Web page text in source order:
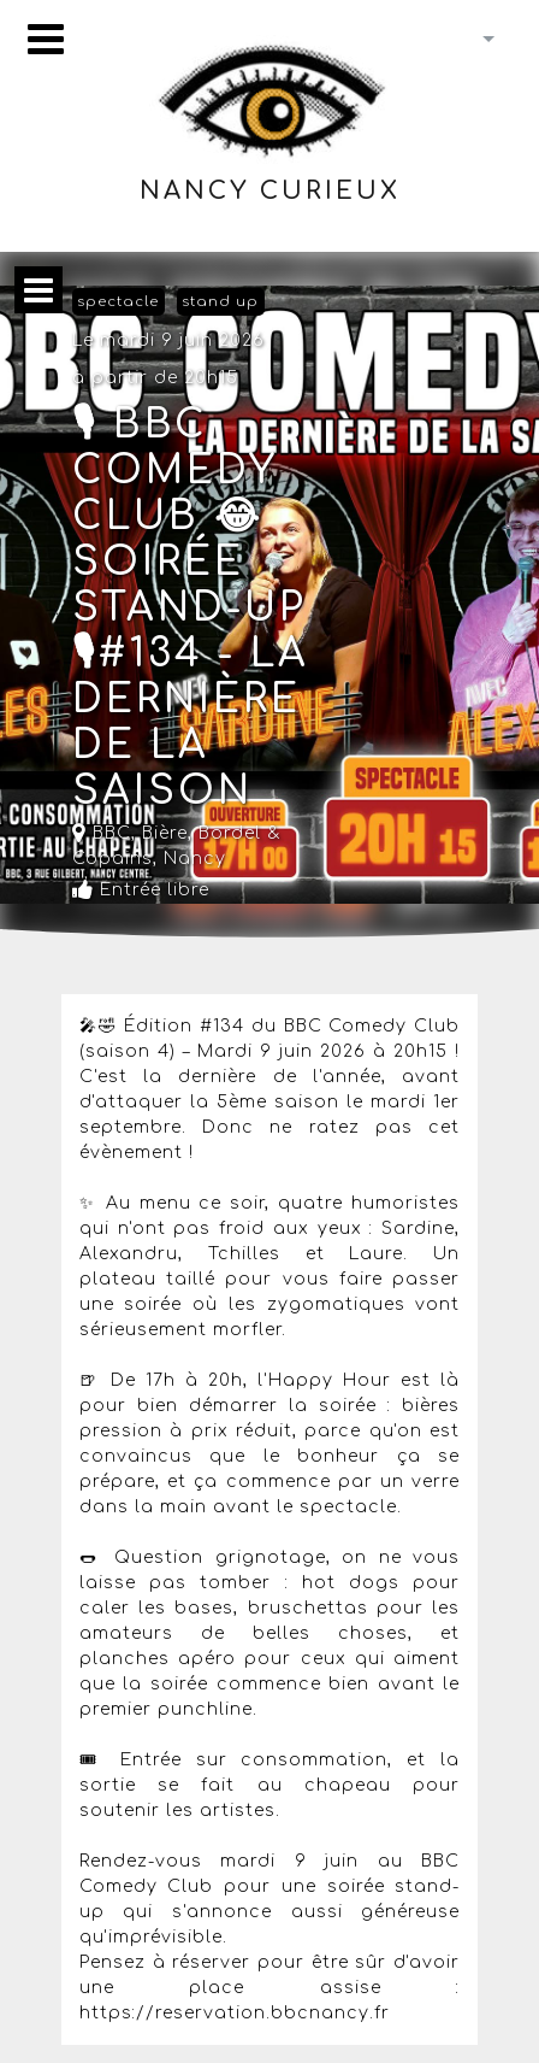
NANCY CURIEUX
spectacle stand up
Le mardi 9 juin 2026
à partir de 20h15
🎙️ BBC
COMEDY
CLUB 😂
SOIRÉE
STAND-UP
🎙️#134 - LA
DERNIÈRE
DE LA
SAISON
BBC, Bière, Bordel &
Copains, Nancy
Entrée libre
🎤🤣 Édition #134 du BBC Comedy Club
(saison 4) – Mardi 9 juin 2026 à 20h15 !
C'est la dernière de l'année, avant
d'attaquer la 5ème saison le mardi 1er
septembre. Donc ne ratez pas cet
évènement !
✨ Au menu ce soir, quatre humoristes
qui n'ont pas froid aux yeux : Sardine,
Alexandru, Tchilles et Laure. Un
plateau taillé pour vous faire passer
une soirée où les zygomatiques vont
sérieusement morfler.
🍺 De 17h à 20h, l'Happy Hour est là
pour bien démarrer la soirée : bières
pression à prix réduit, parce qu'on est
convaincus que le bonheur ça se
prépare, et ça commence par un verre
dans la main avant le spectacle.
🌭 Question grignotage, on ne vous
laisse pas tomber : hot dogs pour
caler les bases, bruschettas pour les
amateurs de belles choses, et
planches apéro pour ceux qui aiment
que la soirée commence bien avant le
premier punchline.
🎟️ Entrée sur consommation, et la
sortie se fait au chapeau pour
soutenir les artistes.
Rendez-vous mardi 9 juin au BBC
Comedy Club pour une soirée stand-
up qui s'annonce aussi généreuse
qu'imprévisible.
Pensez à réserver pour être sûr d'avoir
une place assise :
https://reservation.bbcnancy.fr